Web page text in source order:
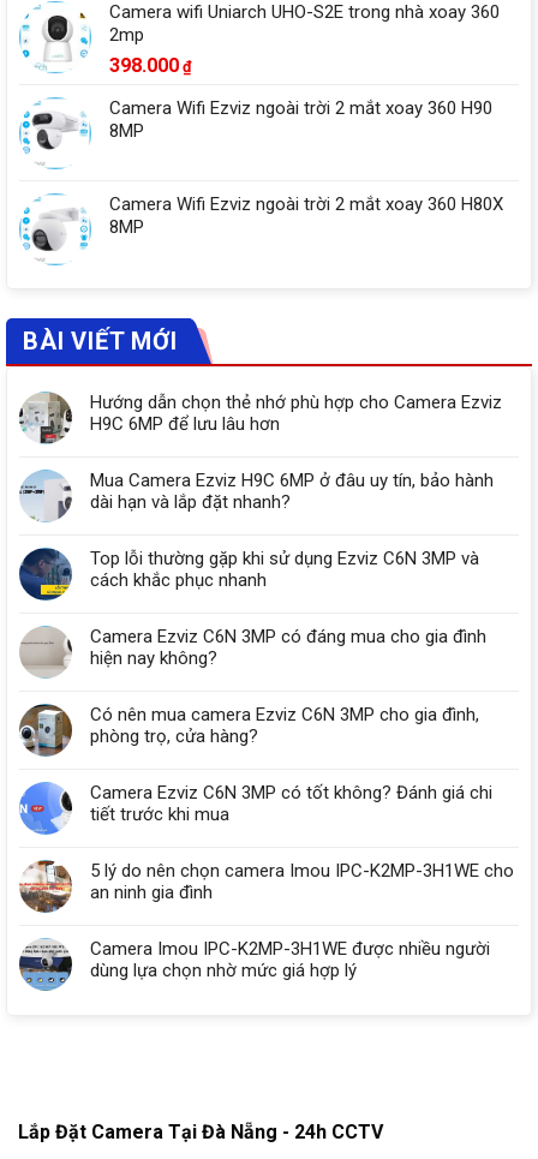
Camera wifi Uniarch UHO-S2E trong nhà xoay 360
2mp
398.000 ₫
Camera Wifi Ezviz ngoài trời 2 mắt xoay 360 H90
8MP
Camera Wifi Ezviz ngoài trời 2 mắt xoay 360 H80X
8MP
BÀI VIẾT MỚI
Hướng dẫn chọn thẻ nhớ phù hợp cho Camera Ezviz
H9C 6MP để lưu lâu hơn
Mua Camera Ezviz H9C 6MP ở đâu uy tín, bảo hành
dài hạn và lắp đặt nhanh?
Top lỗi thường gặp khi sử dụng Ezviz C6N 3MP và
cách khắc phục nhanh
Camera Ezviz C6N 3MP có đáng mua cho gia đình
hiện nay không?
Có nên mua camera Ezviz C6N 3MP cho gia đình,
phòng trọ, cửa hàng?
Camera Ezviz C6N 3MP có tốt không? Đánh giá chi
tiết trước khi mua
5 lý do nên chọn camera Imou IPC-K2MP-3H1WE cho
an ninh gia đình
Camera Imou IPC-K2MP-3H1WE được nhiều người
dùng lựa chọn nhờ mức giá hợp lý
Lắp Đặt Camera Tại Đà Nẵng - 24h CCTV